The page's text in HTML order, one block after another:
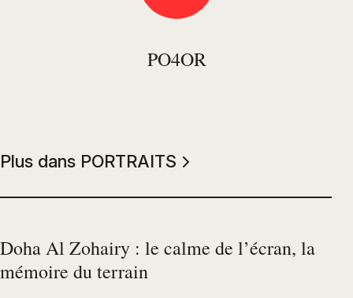
PO4OR
Plus dans PORTRAITS
Doha Al Zohairy : le calme de l’écran, la
mémoire du terrain